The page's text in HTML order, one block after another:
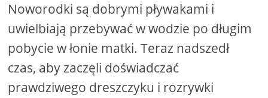
Noworodki są dobrymi pływakami i
uwielbiają przebywać w wodzie po długim
pobycie w łonie matki. Teraz nadszedł
czas, aby zaczęli doświadczać
prawdziwego dreszczyku i rozrywki